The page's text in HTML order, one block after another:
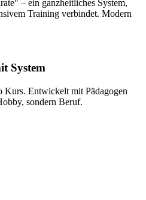
– ein ganzheitliches System,
Training verbindet. Modern
System
Kurs. Entwickelt mit Pädagogen
sondern Beruf.